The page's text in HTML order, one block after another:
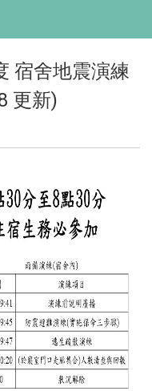
宿舍地震演練
更新)